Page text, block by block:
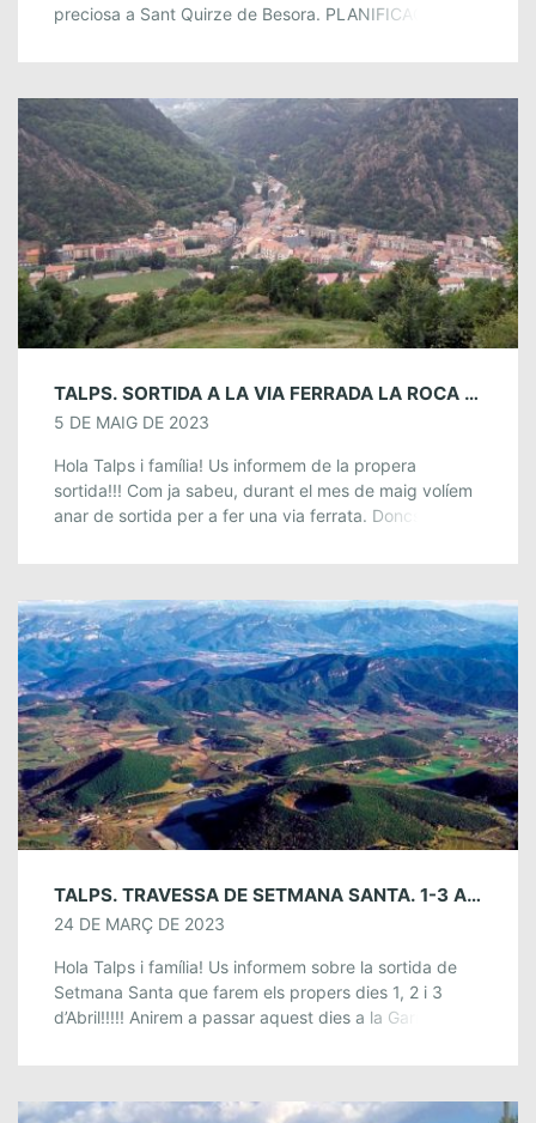
preciosa a Sant Quirze de Besora. PLANIFICACIÓ
TALPS. SORTIDA A LA VIA FERRADA LA ROCA DE LA CREU, RIBES DE FRESER. 17 DE JUNY.
5 DE MAIG DE 2023
Hola Talps i família! Us informem de la propera
sortida!!! Com ja sabeu, durant el mes de maig volíem
anar de sortida per a fer una via ferrata. Doncs les […]
TALPS. TRAVESSA DE SETMANA SANTA. 1-3 ABRIL
24 DE MARÇ DE 2023
Hola Talps i família! Us informem sobre la sortida de
Setmana Santa que farem els propers dies 1, 2 i 3
d’Abril!!!!! Anirem a passar aquest dies a la Garrotxa,